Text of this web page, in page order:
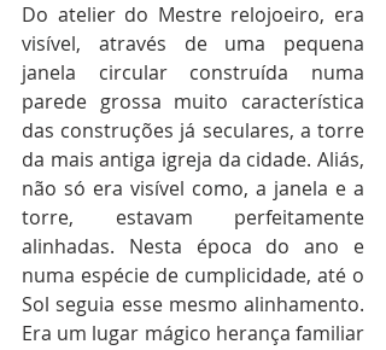
Do atelier do Mestre relojoeiro, era
visível, através de uma pequena
janela circular construída numa
parede grossa muito característica
das construções já seculares, a torre
da mais antiga igreja da cidade. Aliás,
não só era visível como, a janela e a
torre, estavam perfeitamente
alinhadas. Nesta época do ano e
numa espécie de cumplicidade, até o
Sol seguia esse mesmo alinhamento.
Era um lugar mágico herança familiar